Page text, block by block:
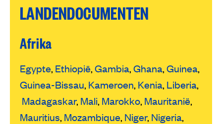
LANDENDOCUMENTEN
Afrika
Egypte, Ethiopië,Gambia,Ghana,Guinea,
Guinea-Bissau, Kameroen, Kenia, Liberia,
Madagaskar, Mali, Marokko, Mauritanië,
Mauritius, Mozambique, Niger, Nigeria,